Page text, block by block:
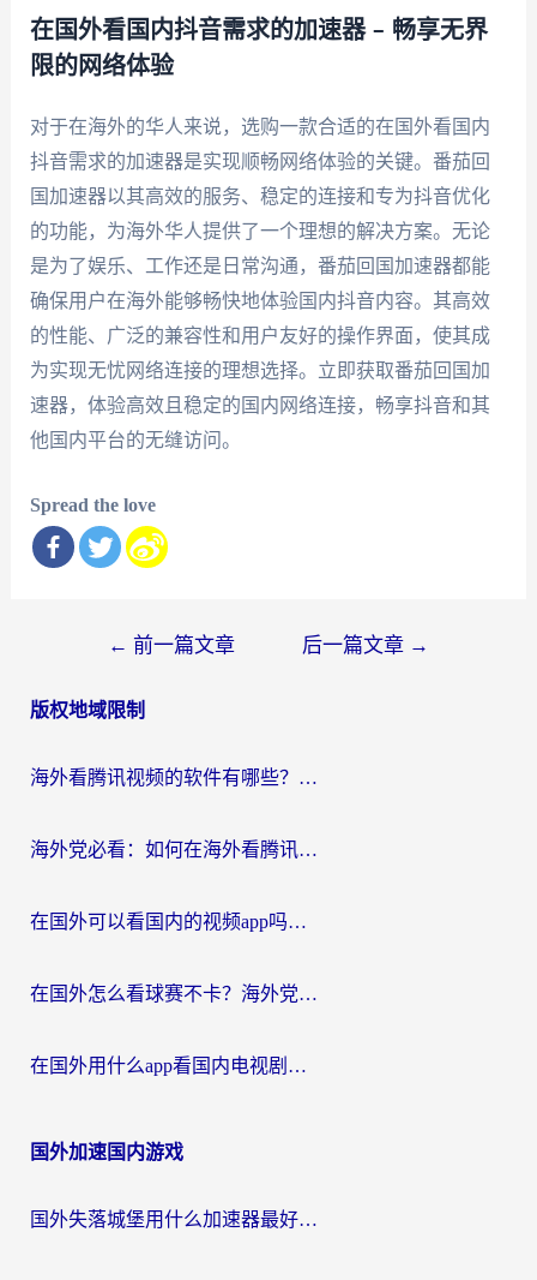
在国外看国内抖音需求的加速器 – 畅享无界
限的网络体验
对于在海外的华人来说，选购一款合适的在国外看国内
抖音需求的加速器是实现顺畅网络体验的关键。番茄回
国加速器以其高效的服务、稳定的连接和专为抖音优化
的功能，为海外华人提供了一个理想的解决方案。无论
是为了娱乐、工作还是日常沟通，番茄回国加速器都能
确保用户在海外能够畅快地体验国内抖音内容。其高效
的性能、广泛的兼容性和用户友好的操作界面，使其成
为实现无忧网络连接的理想选择。立即获取番茄回国加
速器，体验高效且稳定的国内网络连接，畅享抖音和其
他国内平台的无缝访问。
Spread the love
导
← 前一篇文章 后一篇文章 →
版权地域限制
海外看腾讯视频的软件有哪些？2026实测有效，留学生都在用的回国加速器指南
海外党必看：如何在海外看腾讯体育？解决赛事直播地区限制的终极指南
在国外可以看国内的视频app吗知乎？海外党亲测有效的追剧加速方案
在国外怎么看球赛不卡？海外党专属体育直播自由指南
在国外用什么app看国内电视剧？3步解决版权限制+卡顿难题
国外加速国内游戏
国外失落城堡用什么加速器最好？一份来自老玩家的真实指南